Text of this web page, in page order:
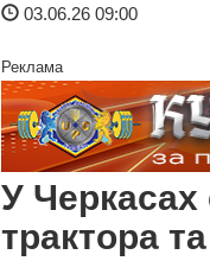
03.06.26 09:00
Реклама
У Черкасах
трактора